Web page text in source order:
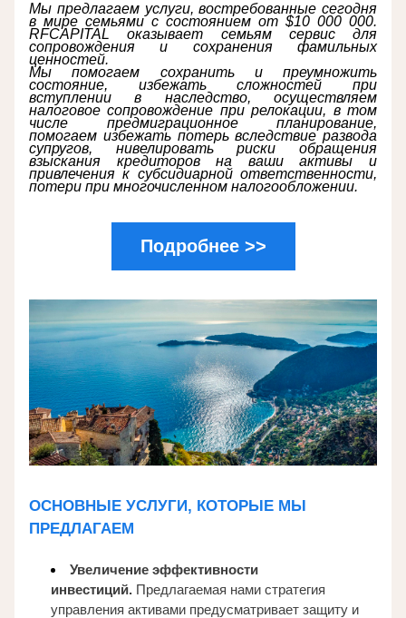
Мы предлагаем услуги, востребованные сегодня
в мире семьями с состоянием от $10 000 000.
RFCAPITAL оказывает семьям сервис для
сопровождения и сохранения фамильных
ценностей.
Мы помогаем сохранить и преумножить
состояние, избежать сложностей при
вступлении в наследство, осуществляем
налоговое сопровождение при релокации, в том
числе предмиграционное планирование,
помогаем избежать потерь вследствие развода
супругов, нивелировать риски обращения
взыскания кредиторов на ваши активы и
привлечения к субсидиарной ответственности,
потери при многочисленном налогообложении.
Подробнее >>
ОСНОВНЫЕ УСЛУГИ, КОТОРЫЕ МЫ
ПРЕДЛАГАЕМ
Увеличение эффективности
инвестиций. Предлагаемая нами стратегия
управления активами предусматривает защиту и